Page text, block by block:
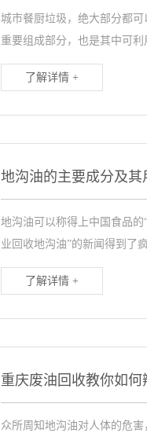
城市餐厨垃圾，绝大部分都
重要组成部分，也是其中可利
了解详情 +
地沟油的主要成分及其
地沟油可以称得上中国食品
业回收地沟油”的新闻得到了
了解详情 +
重庆废油回收教你如
众所周知地沟油对人体的危